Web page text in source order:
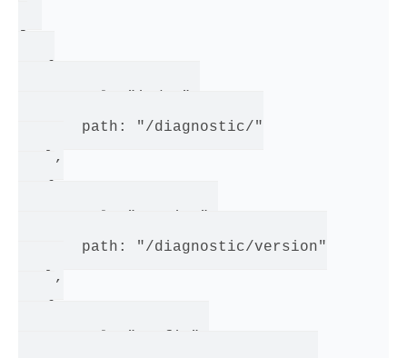
       path: "/diagnostic/"
   },
       path: "/diagnostic/version"
   },